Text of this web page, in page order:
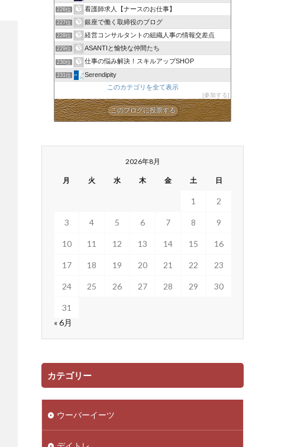
226位 看護師求人【ナースのお仕事】
227位 銀座で働く取締役のブログ
228位 経営コンサルタントの組織人事の情報交差点
229位 ASANTIと愉快な仲間たち
230位 仕事の悩み解決！スキルアップSHOP
231位
Serendipity
このカテゴリを全て表示
参加する
このブログに投票する
2026年8月
月 火 水 木 金 土 日
1 2
3 4 5 6 7 8 9
10 11 12 13 14 15 16
17 18 19 20 21 22 23
24 25 26 27 28 29 30
31
« 6月
カテゴリー
ウーバーイーツ